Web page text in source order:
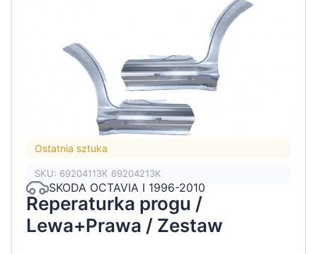
Ostatnia sztuka
SKU: 69204113K 69204213K
SKODA OCTAVIA I 1996-2010
Reperaturka progu /
Lewa+Prawa / Zestaw